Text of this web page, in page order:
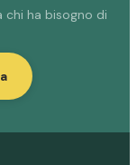
chi ha bisogno di